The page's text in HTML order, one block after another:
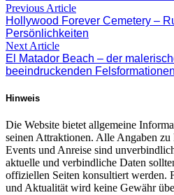
Beitragsnavigation
Previous ArticlePrevious
post:
Hollywood Forever Cemetery –
Persönlichkeiten
Next ArticleNext
post:
El Matador Beach – der
beeindruckenden Felsformationen
Hinweis
Die Website bietet allgemeine
seinen Attraktionen. Alle Angaben zu
Events und Anreise sind
aktuelle und verbindliche Daten
offiziellen Seiten konsultiert werden.
und Aktualität wird keine Gewähr